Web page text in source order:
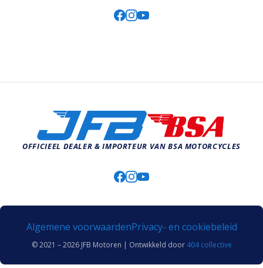
OFFICIEEL DEALER & IMPORTEUR VAN BSA MOTORCYCLES
Algemene voorwaardenPrivacy- en cookiebeleid
© 2021 – 2026 JFB Motoren | Ontwikkeld door 404 collective